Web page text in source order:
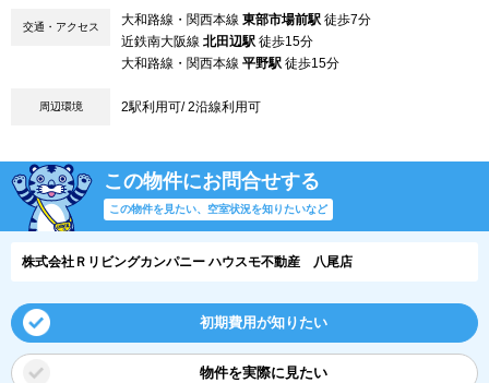
交通・アクセス 大和路線・関西本線 東部市場前駅 徒歩7分
近鉄南大阪線 北田辺駅 徒歩15分
大和路線・関西本線 平野駅 徒歩15分
周辺環境 2駅利用可/ 2沿線利用可
この物件にお問合せする
この物件を見たい、空室状況を知りたいなど
株式会社Ｒリビングカンパニー ハウスモ不動産 八尾店
初期費用が知りたい
物件を実際に見たい